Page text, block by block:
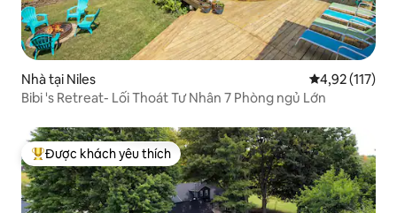
Nhà tại Niles Xếp hạng
4,92 (117)
Bibi 's Retreat- Lối Thoát Tư Nhân 7 Phòng ngủ Lớn
Được khách yêu thích nhất
Được khách yêu thích